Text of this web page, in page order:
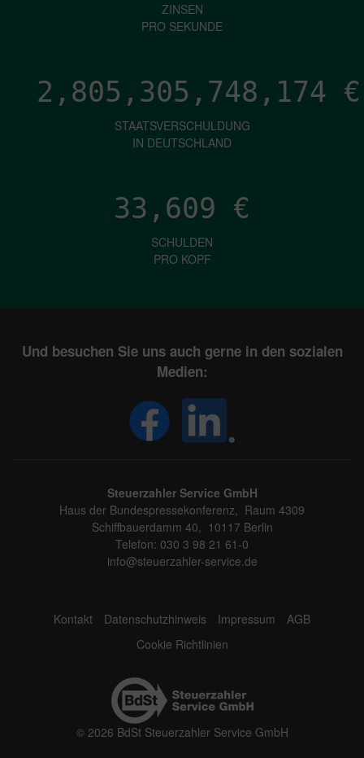
ZINSEN
PRO SEKUNDE
2,805,305,750,276 €
STAATSVERSCHULDUNG
IN DEUTSCHLAND
33,609 €
SCHULDEN
PRO KOPF
Und besuchen Sie uns auch gerne in den sozialen
Medien:
Steuerzahler Service GmbH
Haus der Bundespressekonferenz, Raum 4309
Schiffbauerdamm 40, 10117 Berlin
Telefon: 030 3 98 21 61-0
info@steuerzahler-service.de
Kontakt Datenschutzhinweis Impressum
AGB
Cookie Richtlinien
© 2026 BdSt Steuerzahler Service GmbH